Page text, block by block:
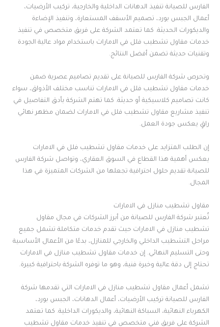
الفارس للصيانة تنفيذ الدهانات الداخلية والخارجية، تركيب الأرضيات،
أعمال الجبس بورد، تصميم الأسقف المستعارة، وتنفيذ الإضاءة
والديكورات الحديثة. كما تعتمد الشركة على فريق متخصص في تنفيذ
خدمات مقاول تشطيب فلل في الامارات باستخدام مواد عالية الجودة
وتقنيات حديثة تضمن أفضل النتائج.
وتحرص شركة الفارس للصيانة على تقديم تصاميم عصرية ضمن
خدمات مقاول تشطيب فلل في الامارات تناسب مختلف الأذواق، سواء
كانت تصاميم كلاسيكية أو حديثة. كما تهتم الشركة بأدق التفاصيل في
تنفيذ مشاريع مقاول تشطيب فلل في الامارات لضمان مظهر نهائي
راقٍ يعكس جودة العمل.
إن الطلب المتزايد على خدمات مقاول تشطيب فلل في الامارات
يعكس أهمية هذا القطاع في السوق العقاري، وتواصل شركة الفارس
للصيانة تقديم حلول احترافية تجعلها من الشركات المتميزة في هذا
المجال.
مقاول تشطيب منازل في الامارات
تُعتبر شركة الفارس للصيانة من أبرز الشركات في مجال مقاول
تشطيب منازل في الامارات حيث تقدم خدمات متكاملة تشمل جميع
مراحل التشطيب الداخلي والخارجي للمنازل، بدءًا من الأعمال الأساسية
وحتى التسليم النهائي. إن خدمات مقاول تشطيب منازل في الامارات
تحتاج إلى دقة عالية وخبرة فنية، وهو ما توفره الشركة باحترافية كبيرة.
تشمل أعمال مقاول تشطيب منازل في الامارات التي تقدمها شركة
الفارس للصيانة تركيب الأرضيات، أعمال الدهانات، الجبس بورد،
الكهرباء النهائية، السباكة النهائية، والديكورات الداخلية. كما تعتمد
الشركة على فريق فني متخصص في تنفيذ خدمات مقاول تشطيب